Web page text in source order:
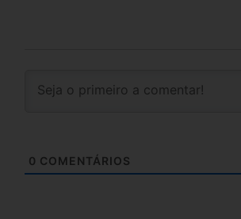
0 COMENTÁRIOS